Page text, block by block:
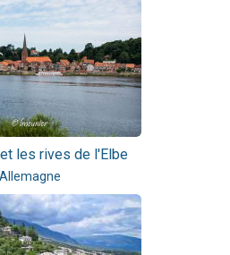
les rives de l'Elbe
Allemagne